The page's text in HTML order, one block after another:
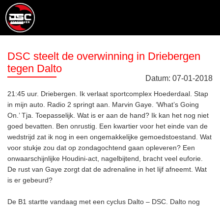
DSC steelt de overwinning in Driebergen
tegen Dalto
Datum: 07-01-2018
21:45 uur. Driebergen. Ik verlaat sportcomplex Hoederdaal. Stap
in mijn auto. Radio 2 springt aan. Marvin Gaye. ‘What’s Going
On.’ Tja. Toepasselijk. Wat is er aan de hand? Ik kan het nog niet
goed bevatten. Ben onrustig. Een kwartier voor het einde van de
wedstrijd zat ik nog in een ongemakkelijke gemoedstoestand. Wat
voor stukje zou dat op zondagochtend gaan opleveren? Een
onwaarschijnlijke Houdini-act, nagelbijtend, bracht veel euforie.
De rust van Gaye zorgt dat de adrenaline in het lijf afneemt. Wat
is er gebeurd?
De B1 startte vandaag met een cyclus Dalto – DSC. Dalto nog